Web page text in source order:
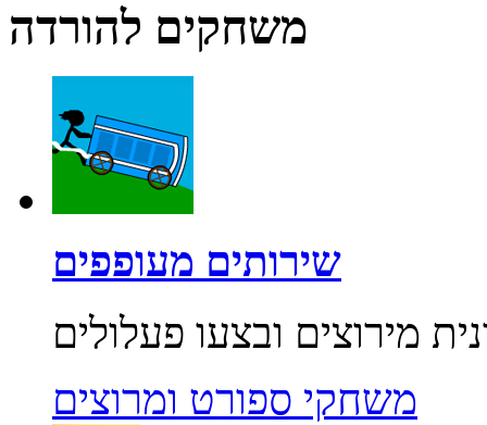
משחקים להורדה
שירותים מעופפים
משחקי ספורט ומרוצים